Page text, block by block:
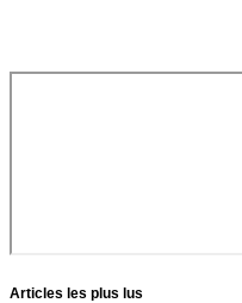
Articles les plus lus